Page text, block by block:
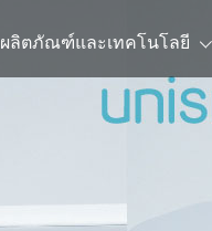
ผลิตภัณฑ์และเทคโนโลยี